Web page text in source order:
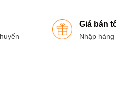
Giá bán
Nhập